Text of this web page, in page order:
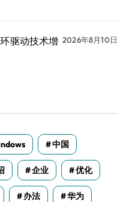
驱动技术增 2026年8月10日
中国
企业 优化
办法 华为